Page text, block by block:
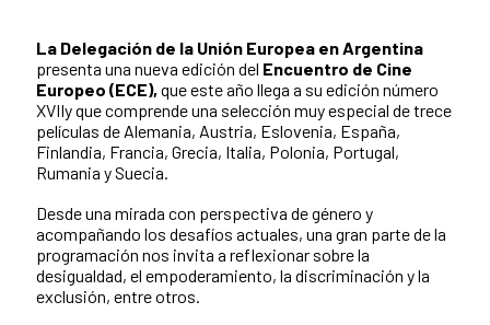
La Delegación de la Unión Europea en Argentina
presenta una nueva edición del Encuentro de Cine
Europeo (ECE), que este año llega a su edición número
XVIIy que comprende una selección muy especial de trece
películas de Alemania, Austria, Eslovenia, España,
Finlandia, Francia, Grecia, Italia, Polonia, Portugal,
Rumania y Suecia.
Desde una mirada con perspectiva de género y
acompañando los desafíos actuales, una gran parte de la
programación nos invita a reflexionar sobre la
desigualdad, el empoderamiento, la discriminación y la
exclusión, entre otros.